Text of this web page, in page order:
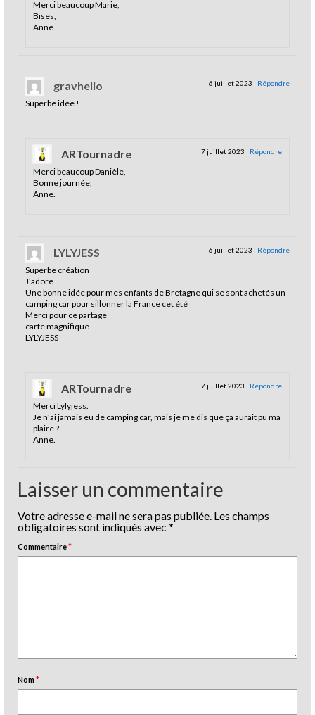
Merci beaucoup Marie,
Bises,
Anne.
gravhelio 6 juillet 2023 | Répondre
Superbe idée !
ARTournadre 7 juillet 2023 | Répondre
Merci beaucoup Danièle,
Bonne journée,
Anne.
LYLYJESS 6 juillet 2023 | Répondre
Superbe création
J’adore
Une bonne idée pour mes enfants de Bretagne qui se sont achetés un
camping car pour sillonner la France cet été
Merci pour ce partage
carte magnifique
LYLYJESS
ARTournadre 7 juillet 2023 | Répondre
Merci Lylyjess.
Je n’ai jamais eu de camping car, mais je me dis que ça aurait pu ma
plaire ?
Anne.
Laisser un commentaire
Votre adresse e-mail ne sera pas publiée. Les champs
obligatoires sont indiqués avec *
Commentaire*
Nom*